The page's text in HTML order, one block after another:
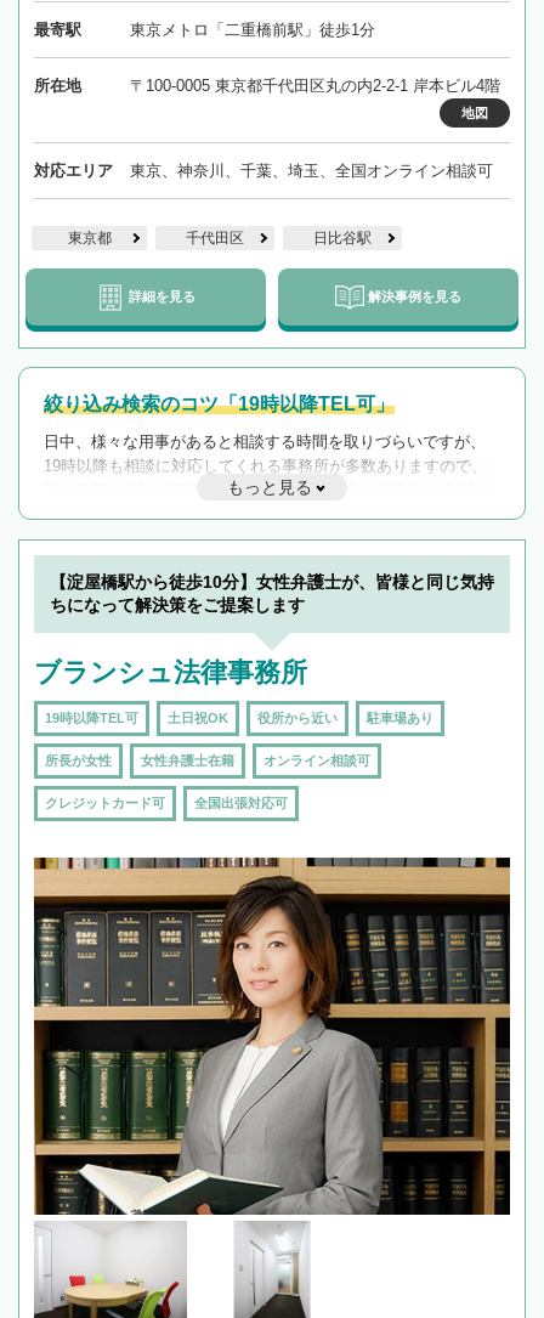
最寄駅 東京メトロ「二重橋前駅」徒歩1分
所在地 〒100-0005 東京都千代田区丸の内2-2-1 岸本ビル4階
地図
対応エリア 東京、神奈川、千葉、埼玉、全国オンライン相談可
東京都 千代田区 日比谷駅
詳細を見る 解決事例を見る
絞り込み検索のコツ「19時以降TEL可」
日中、様々な用事があると相談する時間を取りづらいですが、
19時以降も相談に対応してくれる事務所が多数ありますので、
遅い時間の相談が増えそうな場合はそのような事務所に絞り込
んで検索してみましょう。
19時以降TEL可の条件
を加えて再検索
もっと見る
【淀屋橋駅から徒歩10分】女性弁護士が、皆様と同じ気持
ちになって解決策をご提案します
ブランシュ法律事務所
19時以降TEL可 土日祝OK 役所から近い 駐車場あり
所長が女性 女性弁護士在籍 オンライン相談可
クレジットカード可 全国出張対応可